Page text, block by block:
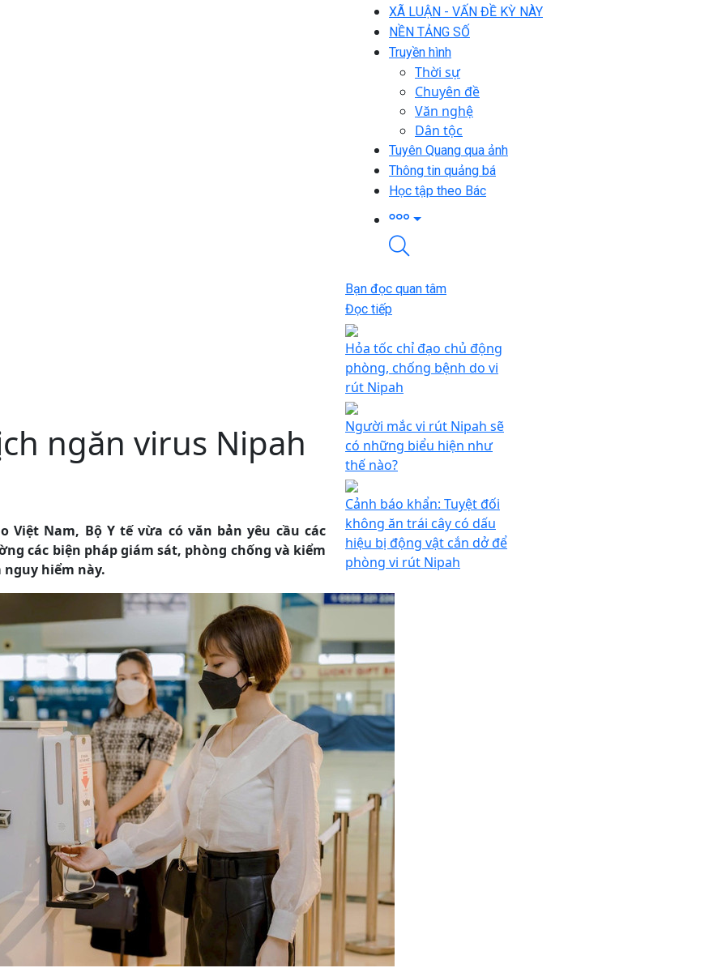
XÃ LUẬN - VẤN ĐỀ KỲ NÀY
NỀN TẢNG SỐ
Truyền hình
Thời sự
Chuyên đề
Văn nghệ
Dân tộc
Tuyên Quang qua ảnh
Thông tin quảng bá
Học tập theo Bác
ngăn virus Nipah
Việt Nam, Bộ Y tế vừa có văn bản yêu cầu các
các biện pháp giám sát, phòng chống và kiểm
hiểm này.
Bạn đọc quan tâm
Đọc tiếp
Hỏa tốc chỉ đạo chủ động
phòng, chống bệnh do vi
rút Nipah
Người mắc vi rút Nipah sẽ
có những biểu hiện như
thế nào?
Cảnh báo khẩn: Tuyệt đối
không ăn trái cây có dấu
hiệu bị động vật cắn dở để
phòng vi rút Nipah